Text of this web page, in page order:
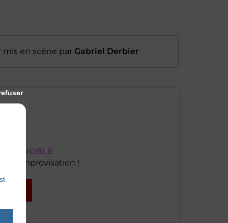
mis en scène par Gabriel Derbier
GRENOBLE
l'improvisation !